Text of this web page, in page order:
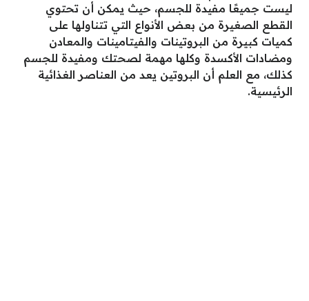
ليست جميعًا مفيدة للجسم، حيث يمكن أن تحتوي
القطع الصغيرة من بعض الأنواع التي تتناولها على
كميات كبيرة من البروتينات والفيتامينات والمعادن
ومضادات الأكسدة وكلها مهمة لصحتك ومفيدة للجسم
كذلك، مع العلم أن البروتين يعد من العناصر الغذائية
الرئيسية.